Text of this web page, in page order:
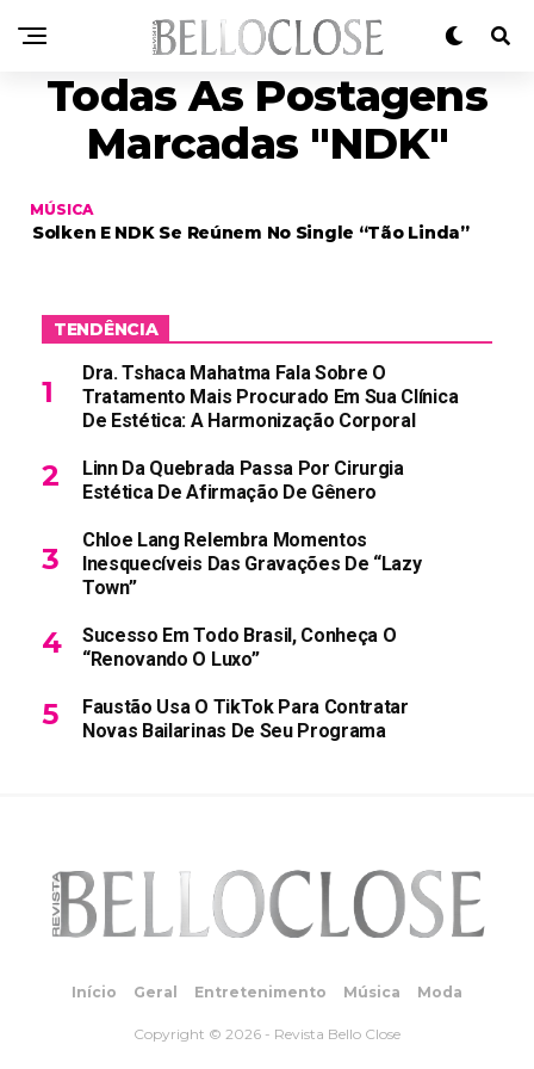
Todas As Postagens
Marcadas "NDK"
MÚSICA
Solken E NDK Se Reúnem No Single “Tão Linda”
TENDÊNCIA
Dra. Tshaca Mahatma Fala Sobre O
Tratamento Mais Procurado Em Sua Clínica
De Estética: A Harmonização Corporal
Linn Da Quebrada Passa Por Cirurgia
Estética De Afirmação De Gênero
Chloe Lang Relembra Momentos
Inesquecíveis Das Gravações De “Lazy
Town”
Sucesso Em Todo Brasil, Conheça O
“Renovando O Luxo”
Faustão Usa O TikTok Para Contratar
Novas Bailarinas De Seu Programa
Início Geral Entretenimento Música Moda
Copyright © 2026 - Revista Bello Close